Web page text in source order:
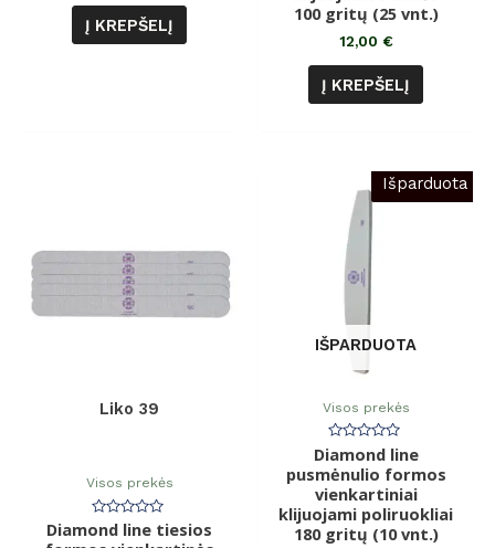
Į KREPŠELĮ
100 gritų (25 vnt.)
12,00 €
Į KREPŠELĮ
Liko 39
Visos prekės
Įvertinimas:
0
Diamond line tiesios
Išparduota
IŠPARDUOTA
Visos prekės
Įvertinimas:
0
iš
5
Diamond line
pusmėnulio formos
vienkartiniai
klijuojami poliruokliai
180 gritų (10 vnt.)